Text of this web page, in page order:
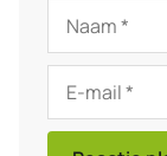
Naam
mail